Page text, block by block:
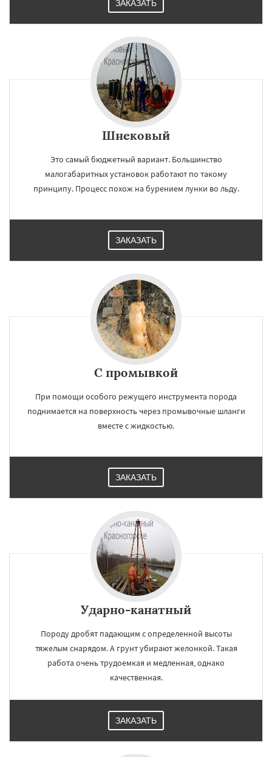
ЗАКАЗАТЬ
Шнековый
Это самый бюджетный вариант. Большинство
малогабаритных установок работают по такому
принципу. Процесс похож на бурением лунки во льду.
ЗАКАЗАТЬ
С промывкой
При помощи особого режущего инструмента порода
поднимается на поверхность через промывочные шланги
вместе с жидкостью.
ЗАКАЗАТЬ
Ударно-канатный
Породу дробят падающим с определенной высоты
тяжелым снарядом. А грунт убирают желонкой. Такая
работа очень трудоемкая и медленная, однако
качественная.
ЗАКАЗАТЬ